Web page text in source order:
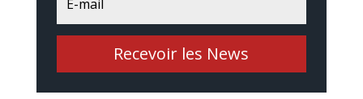
Recevoir les News